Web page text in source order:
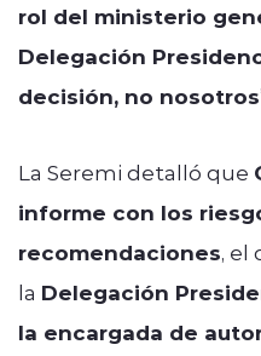
rol del ministerio
Delegación
decisión, no nosotros
La Seremi detalló que
informe con los
recomendaciones, el
la Delegación
la encargada de